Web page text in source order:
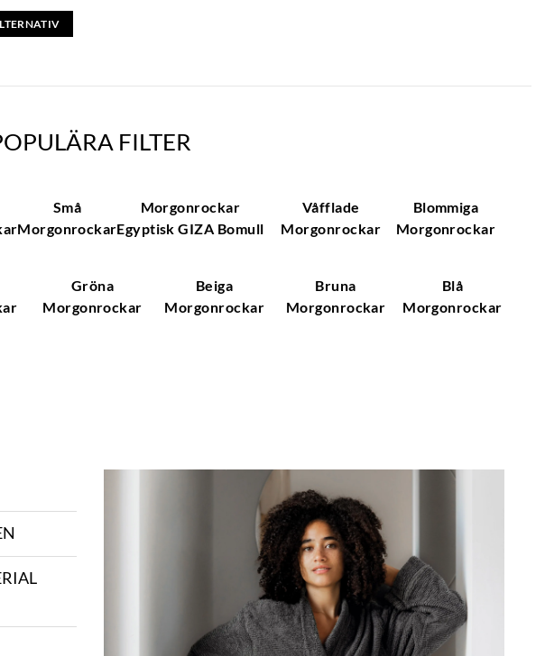
FILTER
Små
Morgonrockar
Morgonrockar
Egyptisk GIZA Bomull
Våfflade
Morgonrockar
Blommiga
Morgonrockar
Gröna
Morgonrockar
Beiga
Morgonrockar
Bruna
Morgonrockar
Blå
Morgonrockar